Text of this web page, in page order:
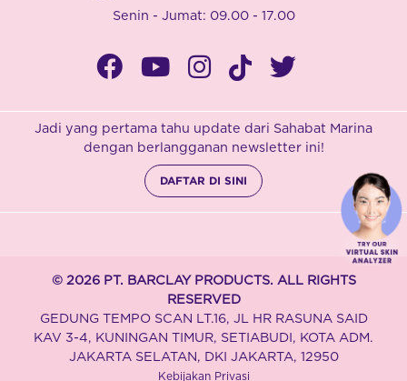
Senin - Jumat: 09.00 - 17.00
Jadi yang pertama tahu update dari Sahabat Marina
dengan berlangganan newsletter ini!
DAFTAR DI SINI
© 2026 PT. BARCLAY PRODUCTS. ALL RIGHTS
RESERVED
GEDUNG TEMPO SCAN LT.16, JL HR RASUNA SAID
KAV 3-4, KUNINGAN TIMUR, SETIABUDI, KOTA ADM.
JAKARTA SELATAN, DKI JAKARTA, 12950
Kebijakan Privasi